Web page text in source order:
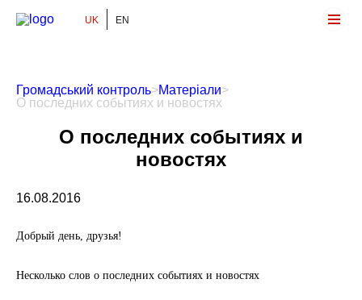
Громадський Контроль
UK EN
Громадський контроль>Матеріали>
О последних событиях и новостях
О последних событиях и
новостях
16.08.2016
Добрый день, друзья!
Несколько слов о последних событиях и новостях